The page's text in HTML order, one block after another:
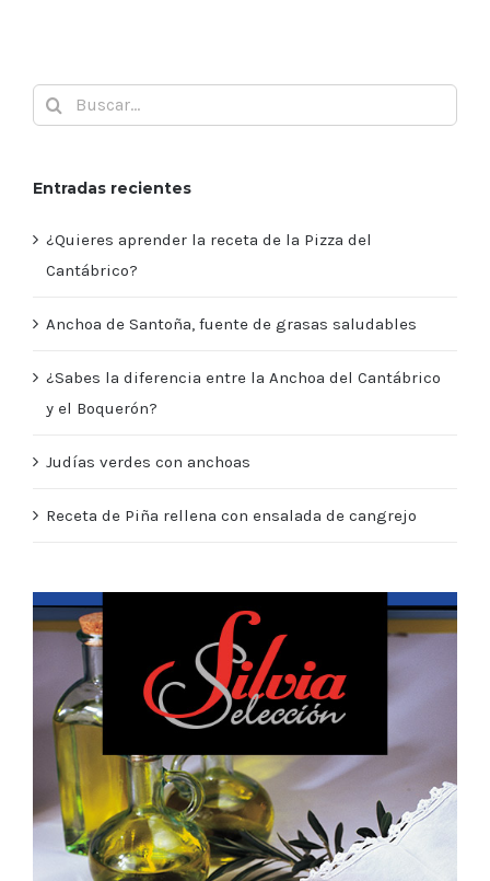
Buscar:
Entradas recientes
¿Quieres aprender la receta de la Pizza del
Cantábrico?
Anchoa de Santoña, fuente de grasas saludables
¿Sabes la diferencia entre la Anchoa del Cantábrico
y el Boquerón?
Judías verdes con anchoas
Receta de Piña rellena con ensalada de cangrejo